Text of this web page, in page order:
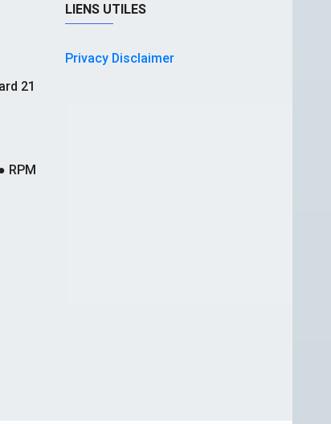
21
RPM
LIENS UTILES
Privacy Disclaimer